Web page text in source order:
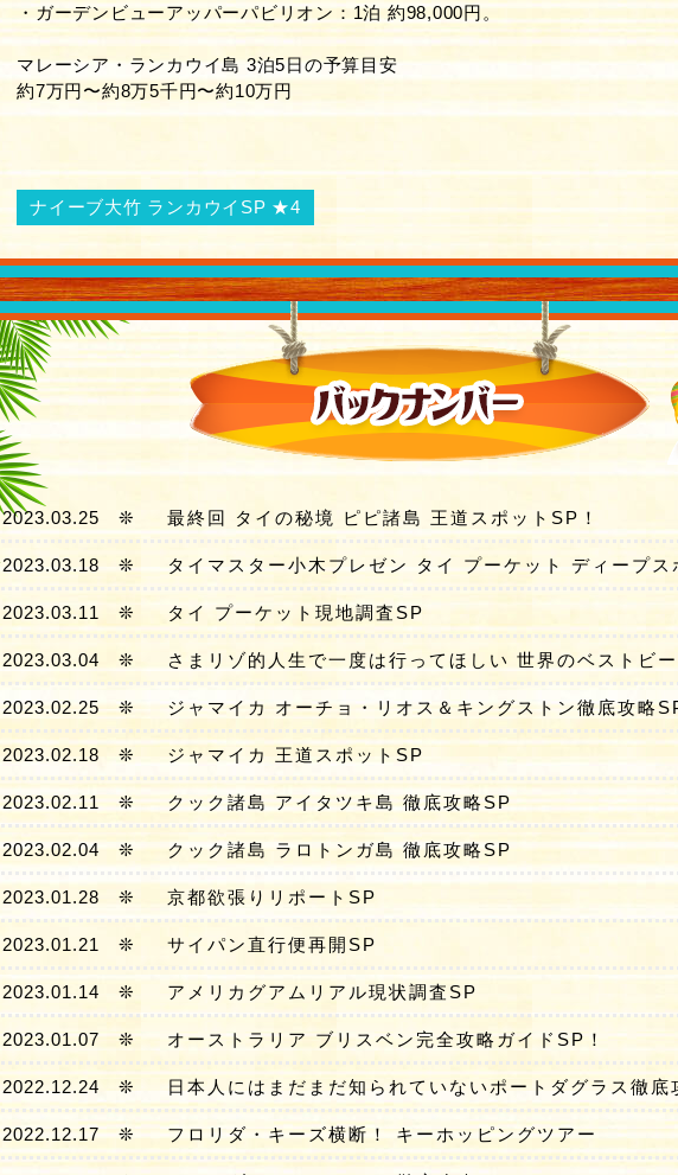
・ガーデンビューアッパーパビリオン：1泊 約98,000円。
マレーシア・ランカウイ島 3泊5日の予算目安
約7万円〜約8万5千円〜約10万円
ナイーブ大竹 ランカウイSP ★4
2023.03.25 ❊ 最終回 タイの秘境 ピピ諸島 王道スポットSP！
2023.03.18 ❊ タイマスター小木プレゼン タイ プーケット ディープス
2023.03.11 ❊ タイ プーケット現地調査SP
2023.03.04 ❊ さまリゾ的人生で一度は行ってほしい 世界のベストビ
2023.02.25❊ ジャマイカ オーチョ・リオス＆キングストン徹底攻略
2023.02.18 ❊ ジャマイカ 王道スポットSP
2023.02.11 ❊ クック諸島 アイタツキ島 徹底攻略SP
2023.02.04 ❊ クック諸島 ラロトンガ島 徹底攻略SP
2023.01.28 ❊ 京都欲張りリポートSP
2023.01.21 ❊ サイパン直行便再開SP
2023.01.14 ❊ アメリカグアムリアル現状調査SP
2023.01.07❊ オーストラリア ブリスベン完全攻略ガイドSP！
2022.12.24 ❊ 日本人にはまだまだ知られていないポートダグラス徹底
2022.12.17❊ フロリダ・キーズ横断！ キーホッピングツアー